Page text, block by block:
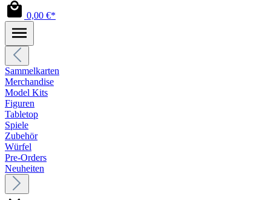
0,00 €*
Sammelkarten
Merchandise
Model Kits
Figuren
Tabletop
Spiele
Zubehör
Würfel
Pre-Orders
Neuheiten